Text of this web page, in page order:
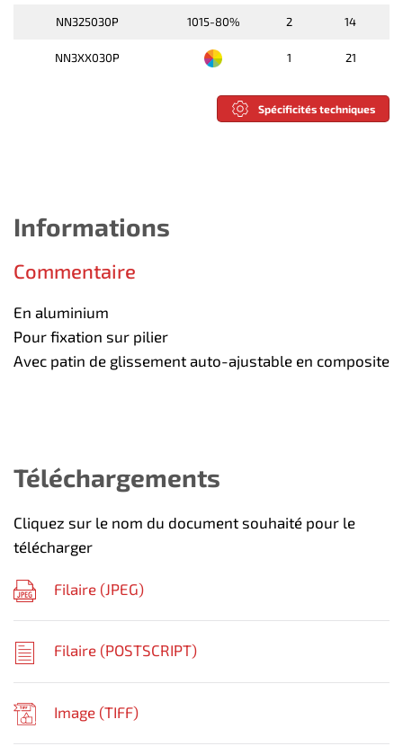
NN325030P 1015-80% 2 14
NN3XX030P 1 21
Spécificités techniques
Informations
Commentaire
En aluminium
Pour fixation sur pilier
Avec patin de glissement auto-ajustable en composite
Téléchargements
Cliquez sur le nom du document souhaité pour le
télécharger
Filaire (JPEG)
Filaire (POSTSCRIPT)
Image (TIFF)